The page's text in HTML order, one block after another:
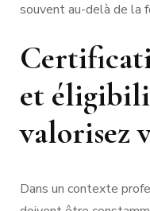
souvent au-delà de la
et
valorisez
Dans un contexte